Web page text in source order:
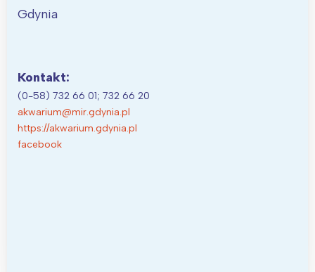
Gdynia
Kontakt:
(0-58) 732 66 01; 732 66 20
akwarium@mir.gdynia.pl
https://akwarium.gdynia.pl
facebook